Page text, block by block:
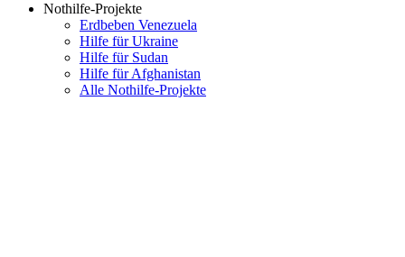
Nothilfe-Projekte
Erdbeben Venezuela
Hilfe für Ukraine
Hilfe für Sudan
Hilfe für Afghanistan
Alle Nothilfe-Projekte